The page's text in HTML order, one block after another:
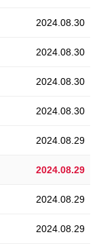
2024.08.30
2024.08.30
2024.08.30
2024.08.30
2024.08.29
2024.08.29
2024.08.29
2024.08.29